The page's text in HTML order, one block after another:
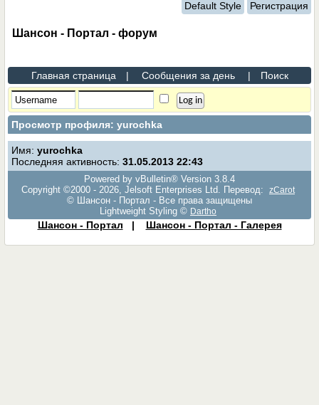
Default Style Регистрация
Шансон - Портал - форум
Главная страница | Сообщения за день | Поиск
Просмотр профиля: yurochka
Имя:yurochka
Последняя активность: 31.05.201322:43
Powered by vBulletin® Version 3.8.4
Copyright ©2000 - 2026, Jelsoft Enterprises Ltd. Перевод:
zCarot
© Шансон - Портал - Все права защищены
Lightweight Styling © Dartho
Шансон - Портал | Шансон - Портал - Галерея